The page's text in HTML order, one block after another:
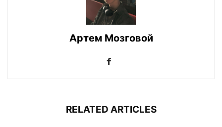
Артем Мозговой
RELATED ARTICLES